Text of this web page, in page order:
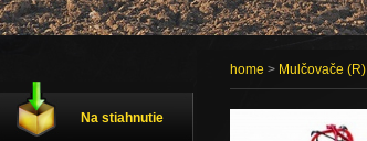
home > Mulčovače (R)
Na stiahnutie